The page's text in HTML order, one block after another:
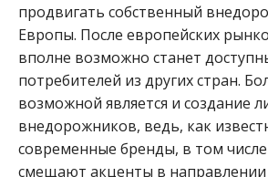
продвигать собственный
Европы. После европейских
вполне возможно станет
потребителей из других стран.
возможной является и создание
внедорожников, ведь, как
современные бренды, в том
смещают акценты в направлении